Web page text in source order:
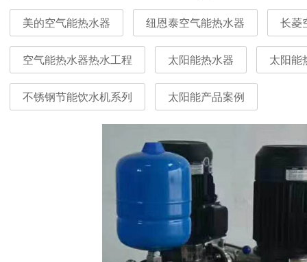
美的空气能热水器 纽恩泰空气能热水器 长菱
空气能热水器热水工程 太阳能热水器 太阳能
不锈钢节能饮水机系列 太阳能产品案例